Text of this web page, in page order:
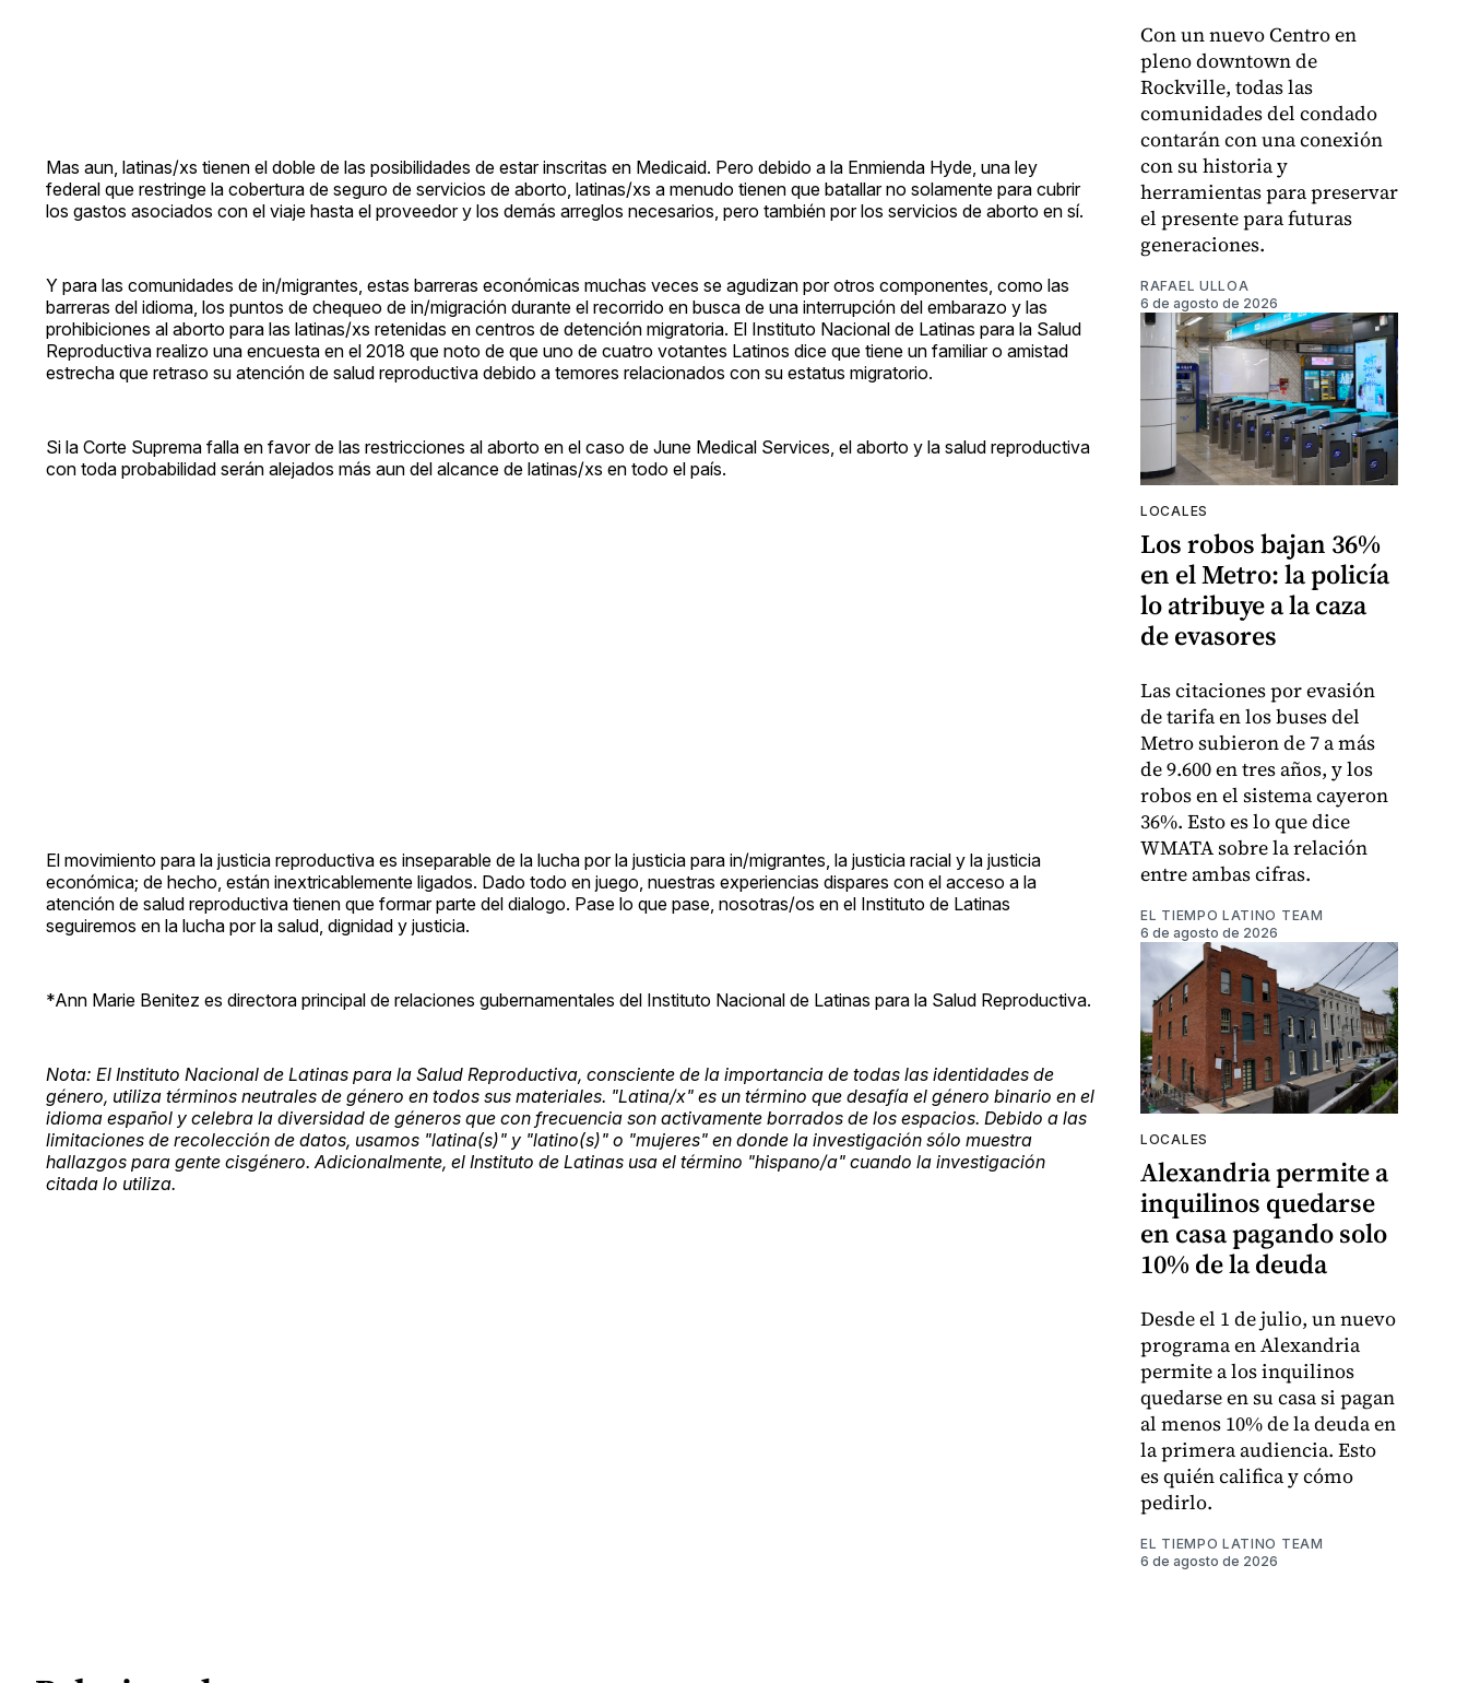
Mas aun, latinas/xs tienen el doble de las posibilidades de estar inscritas en Medicaid. Pero debido a la Enmienda Hyde, una ley
federal que restringe la cobertura de seguro de servicios de aborto, latinas/xs a menudo tienen que batallar no solamente para cubrir
los gastos asociados con el viaje hasta el proveedor y los demás arreglos necesarios, pero también por los servicios de aborto en sí.
Y para las comunidades de in/migrantes, estas barreras económicas muchas veces se agudizan por otros componentes, como las
barreras del idioma, los puntos de chequeo de in/migración durante el recorrido en busca de una interrupción del embarazo y las
prohibiciones al aborto para las latinas/xs retenidas en centros de detención migratoria. El Instituto Nacional de Latinas para la Salud
Reproductiva realizo una encuesta en el 2018 que noto de que uno de cuatro votantes Latinos dice que tiene un familiar o amistad
estrecha que retraso su atención de salud reproductiva debido a temores relacionados con su estatus migratorio.
Si la Corte Suprema falla en favor de las restricciones al aborto en el caso de June Medical Services, el aborto y la salud reproductiva
con toda probabilidad serán alejados más aun del alcance de latinas/xs en todo el país.
El movimiento para la justicia reproductiva es inseparable de la lucha por la justicia para in/migrantes, la justicia racial y la justicia
económica; de hecho, están inextricablemente ligados. Dado todo en juego, nuestras experiencias dispares con el acceso a la
atención de salud reproductiva tienen que formar parte del dialogo. Pase lo que pase, nosotras/os en el Instituto de Latinas
seguiremos en la lucha por la salud, dignidad y justicia.
*Ann Marie Benitez es directora principal de relaciones gubernamentales del Instituto Nacional de Latinas para la Salud Reproductiva.
Nota: El Instituto Nacional de Latinas para la Salud Reproductiva, consciente de la importancia de todas las identidades de
género, utiliza términos neutrales de género en todos sus materiales. "Latina/x" es un término que desafía el género binario en el
idioma español y celebra la diversidad de géneros que con frecuencia son activamente borrados de los espacios. Debido a las
limitaciones de recolección de datos, usamos "latina(s)" y "latino(s)" o "mujeres" en donde la investigación sólo muestra
hallazgos para gente cisgénero. Adicionalmente, el Instituto de Latinas usa el término "hispano/a" cuando la investigación
citada lo utiliza.
Con un nuevo Centro en
pleno downtown de
Rockville, todas las
comunidades del condado
contarán con una conexión
con su historia y
herramientas para preservar
el presente para futuras
generaciones.
RAFAEL ULLOA
6 de agosto de 2026
LOCALES
Los robos bajan 36%
en el Metro: la policía
lo atribuye a la caza
de evasores
Las citaciones por evasión
de tarifa en los buses del
Metro subieron de 7 a más
de 9.600 en tres años, y los
robos en el sistema cayeron
36%. Esto es lo que dice
WMATA sobre la relación
entre ambas cifras.
EL TIEMPO LATINO TEAM
6 de agosto de 2026
LOCALES
Alexandria permite a
inquilinos quedarse
en casa pagando solo
10% de la deuda
Desde el 1 de julio, un nuevo
programa en Alexandria
permite a los inquilinos
quedarse en su casa si pagan
al menos 10% de la deuda en
la primera audiencia. Esto
es quién califica y cómo
pedirlo.
EL TIEMPO LATINO TEAM
6 de agosto de 2026